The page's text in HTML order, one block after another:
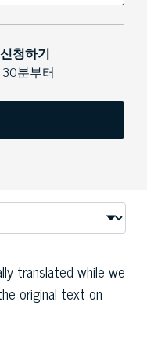
청하기
분부터
translated while we
original text on